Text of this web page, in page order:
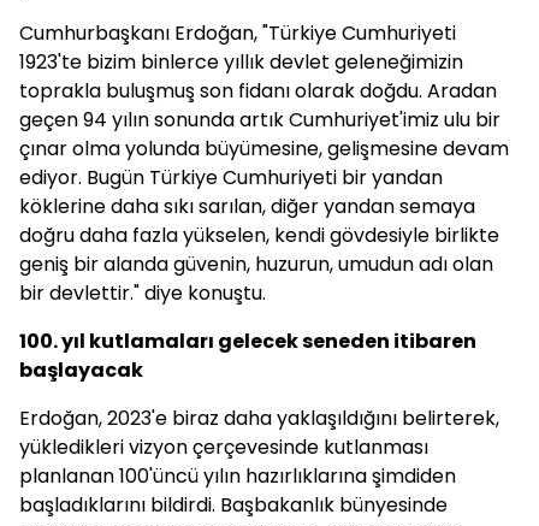
Cumhurbaşkanı Erdoğan, "Türkiye Cumhuriyeti
1923'te bizim binlerce yıllık devlet geleneğimizin
toprakla buluşmuş son fidanı olarak doğdu. Aradan
geçen 94 yılın sonunda artık Cumhuriyet'imiz ulu bir
çınar olma yolunda büyümesine, gelişmesine devam
ediyor. Bugün Türkiye Cumhuriyeti bir yandan
köklerine daha sıkı sarılan, diğer yandan semaya
doğru daha fazla yükselen, kendi gövdesiyle birlikte
geniş bir alanda güvenin, huzurun, umudun adı olan
bir devlettir." diye konuştu.
100. yıl kutlamaları gelecek seneden itibaren
başlayacak
Erdoğan, 2023'e biraz daha yaklaşıldığını belirterek,
yükledikleri vizyon çerçevesinde kutlanması
planlanan 100'üncü yılın hazırlıklarına şimdiden
başladıklarını bildirdi. Başbakanlık bünyesinde